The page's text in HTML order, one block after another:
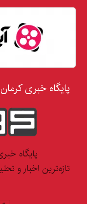
پایگاه خبری
پایگاه
تازه‌ترین اخبار و